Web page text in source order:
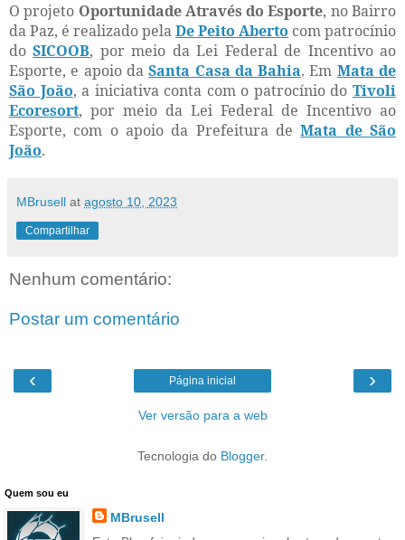
O projeto Oportunidade Através do Esporte, no Bairro
da Paz, é realizado pelaDe Peito Aberto com patrocínio
doSICOOB, por meio da Lei Federal de Incentivo ao
Esporte, e apoio daSanta Casa da Bahia. Em Mata de
São João, a iniciativa conta com o patrocínio doTivoli
Ecoresort, por meio da Lei Federal de Incentivo ao
Esporte, com o apoio da Prefeitura deMata de São
João.
MBrusell at agosto 10, 2023
Compartilhar
Nenhum comentário:
Postar um comentário
‹ ›
Página inicial
Ver versão para a web
Tecnologia do Blogger.
Quem sou eu
MBrusell